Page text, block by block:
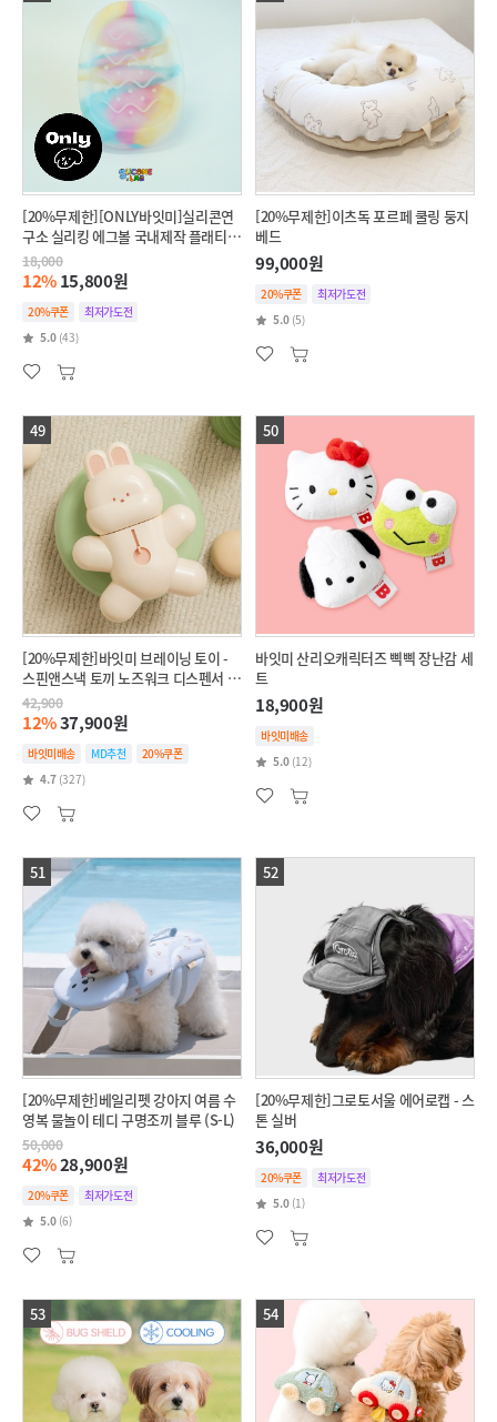
[20%무제한][ONLY바잇미]실리콘연
구소 실리킹 에그볼 국내제작 플래티넘
실리콘 슬로우식기
18,000
12%15,800원
20%쿠폰
최저가도전
5.0 (43)
[20%무제한]이츠독 포르페 쿨링 둥지
베드
99,000원
20%쿠폰
최저가도전
5.0 (5)
49
[20%무제한]바잇미 브레이닝 토이 -
스핀앤스낵 토끼 노즈워크 디스펜서 장
난감
42,900
12%37,900원
바잇미배송 MD추천
20%쿠폰
4.7 (327)
50
바잇미 산리오캐릭터즈 삑삑 장난감 세
트
18,900원
바잇미배송
5.0 (12)
51
[20%무제한]베일리펫 강아지 여름 수
영복 물놀이 테디 구명조끼 블루 (S-L)
50,000
42%28,900원
20%쿠폰
최저가도전
5.0 (6)
52
[20%무제한]그로토서울 에어로캡 - 스
톤 실버
36,000원
20%쿠폰
최저가도전
5.0 (1)
53 54